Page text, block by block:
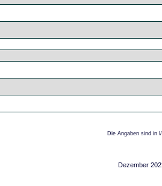
Die Angaben sind in l/
Dezember